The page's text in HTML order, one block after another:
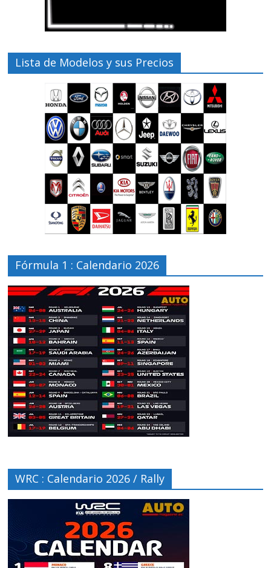
Lista de Modelos y sus Precios
Fórmula 1 : Calendario 2026
WRC : Calendario 2026 / Rally